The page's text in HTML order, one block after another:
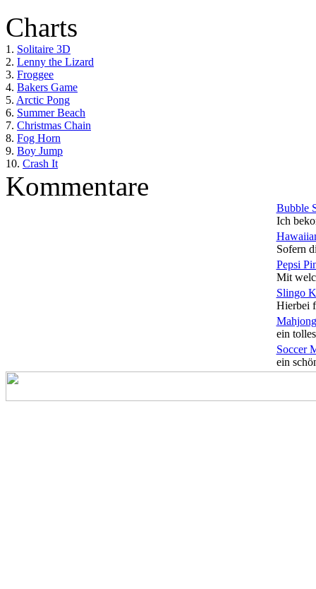
Charts
1. Solitaire 3D
2. Lenny the Lizard
3. Froggee
4. Bakers Game
5. Arctic Pong
6. Summer Beach
7. Christmas Chain
8. Fog Horn
9. Boy Jump
10. Crash It
Kommentare
Bubble
Ich
Sofern
Pepsi
Mit
Slingo
Hierbei
ein
Soccer
ein